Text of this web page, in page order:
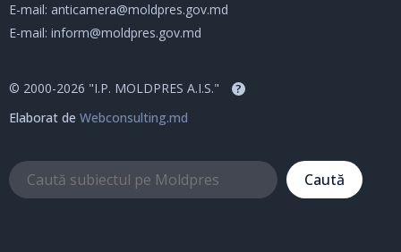
E-mail: anticamera@moldpres.gov.md
E-mail: inform@moldpres.gov.md
© 2000-2026 "I.P. MOLDPRES A.I.S." ?
Elaborat de Webconsulting.md
Caută